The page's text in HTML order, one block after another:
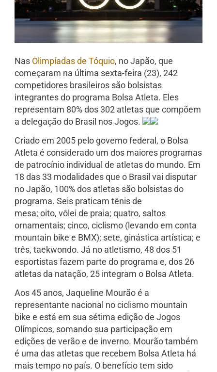
Nas Olimpíadas de Tóquio, no Japão, que
começaram na última sexta-feira (23), 242
competidores brasileiros são bolsistas
integrantes do programa Bolsa Atleta. Eles
representam 80% dos 302 atletas que compõem
a delegação do Brasil nos Jogos.
Criado em 2005 pelo governo federal, o Bolsa
Atleta é considerado um dos maiores programas
de patrocínio individual de atletas do mundo. Em
18 das 33 modalidades que o Brasil vai disputar
no Japão, 100% dos atletas são bolsistas do
programa. Seis praticam tênis de
mesa; oito, vôlei de praia; quatro, saltos
ornamentais; cinco, ciclismo (levando em conta
mountain bike e BMX); sete, ginástica artística; e
três, taekwondo. Já no atletismo, 48 dos 51
esportistas fazem parte do programa e, dos 26
atletas da natação, 25 integram o Bolsa Atleta.
Aos 45 anos, Jaqueline Mourão é a
representante nacional no ciclismo mountain
bike e está em sua sétima edição de Jogos
Olímpicos, somando sua participação em
edições de verão e de inverno. Mourão também
é uma das atletas que recebem Bolsa Atleta há
mais tempo no país. O benefício tem sido